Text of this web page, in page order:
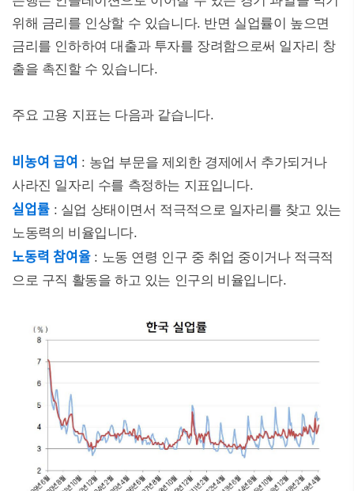
위해 금리를 인상할 수 있습니다. 반면 실업률이 높으면
금리를 인하하여 대출과 투자를 장려함으로써 일자리 창
출을 촉진할 수 있습니다.
주요 고용 지표는 다음과 같습니다.
비농여 급여 : 농업 부문을 제외한 경제에서 추가되거나
사라진 일자리 수를 측정하는 지표입니다.
실업률: 실업 상태이면서 적극적으로 일자리를 찾고 있는
노동력의 비율입니다.
노동력 참여율: 노동 연령 인구 중 취업 중이거나 적극적
으로 구직 활동을 하고 있는 인구의 비율입니다.